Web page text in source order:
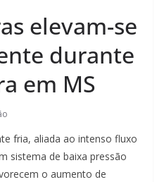
elevam-se
durante
em MS
fria, aliada ao intenso fluxo
sistema de baixa pressão
o aumento de